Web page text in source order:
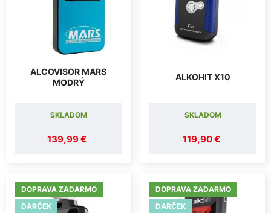
ALCOVISOR MARS
MODRÝ
139,99 €
SKLADOM
ALKOHIT X10
119,90 €
SKLADOM
DOPRAVA ZADARMO
DARČEK
DOPRAVA ZADARMO
DARČEK